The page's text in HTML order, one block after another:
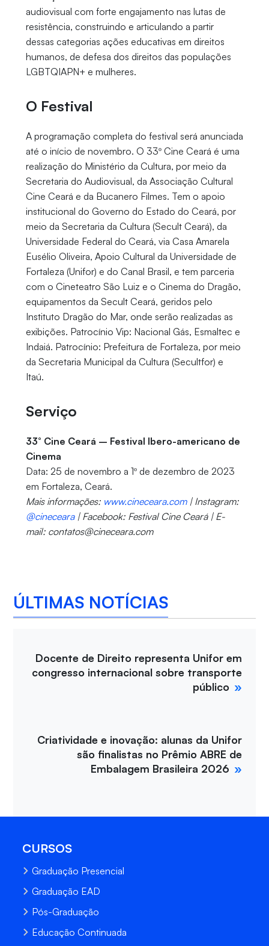
audiovisual com forte engajamento nas lutas de
resistência, construindo e articulando a partir
dessas categorias ações educativas em direitos
humanos, de defesa dos direitos das populações
LGBTQIAPN+ e mulheres.
O Festival
A programação completa do festival será anunciada
até o início de novembro. O 33º Cine Ceará é uma
realização do Ministério da Cultura, por meio da
Secretaria do Audiovisual, da Associação Cultural
Cine Ceará e da Bucanero Filmes. Tem o apoio
institucional do Governo do Estado do Ceará, por
meio da Secretaria da Cultura (Secult Ceará), da
Universidade Federal do Ceará, via Casa Amarela
Eusélio Oliveira, Apoio Cultural da Universidade de
Fortaleza (Unifor) e do Canal Brasil, e tem parceria
com o Cineteatro São Luiz e o Cinema do Dragão,
equipamentos da Secult Ceará, geridos pelo
Instituto Dragão do Mar, onde serão realizadas as
exibições. Patrocínio Vip: Nacional Gás, Esmaltec e
Indaiá. Patrocínio: Prefeitura de Fortaleza, por meio
da Secretaria Municipal da Cultura (Secultfor) e
Itaú.
Serviço
33° Cine Ceará – Festival Ibero-americano de
Cinema
Data: 25 de novembro a 1º de dezembro de 2023
em Fortaleza, Ceará.
Mais informações: www.cineceara.com| Instagram:
@cineceara| Facebook: Festival Cine Ceará | E-
mail: contatos@cineceara.com
ÚLTIMAS NOTÍCIAS
Docente de Direito representa Unifor em
congresso internacional sobre transporte
público
Criatividade e inovação: alunas da Unifor
são finalistas no Prêmio ABRE de
Embalagem Brasileira 2026
CURSOS
Graduação Presencial
Graduação EAD
Pós-Graduação
Educação Continuada